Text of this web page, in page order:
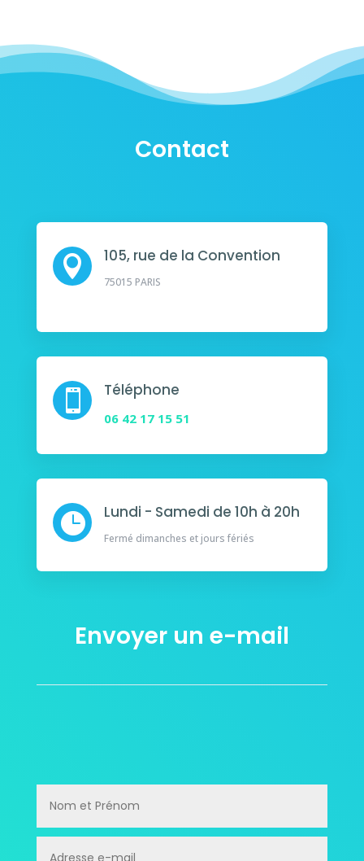
Contact
 105, rue de la Convention
75015 PARIS
 Téléphone
06 42 17 15 51
 Lundi - Samedi de 10h à 20h
Fermé dimanches et jours fériés
Envoyer un e-mail